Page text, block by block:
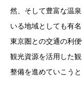
然、そして豊富な温
いる地域としても有名
東京圏との交通の利
観光資源を活用した
整備を進めていこうと